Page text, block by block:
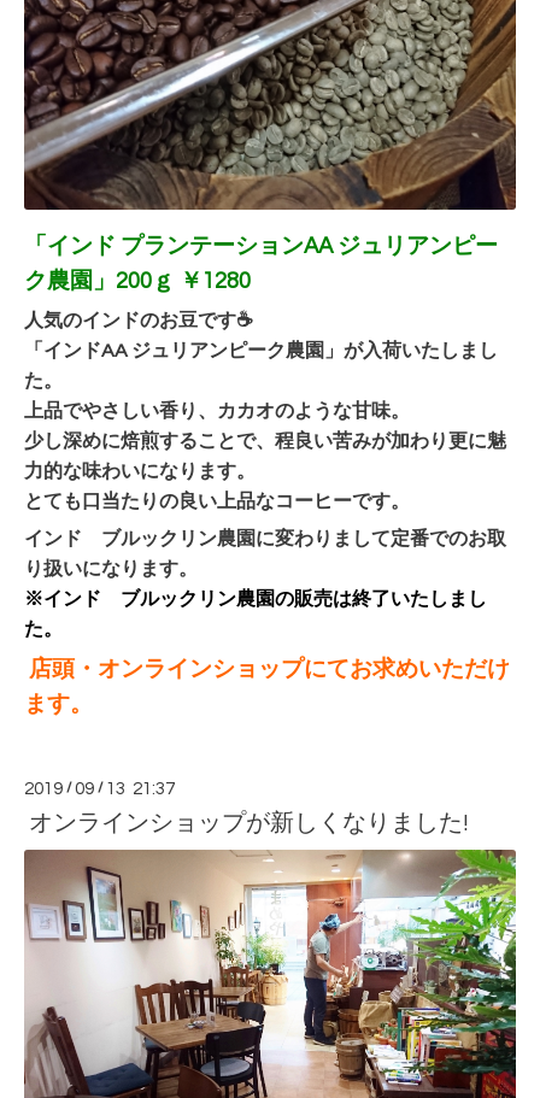
「インド プランテーションAA ジュリアンピー
ク農園」200ｇ ￥1280
人気のインドのお豆です☕
「インドAA ジュリアンピーク農園」が入荷いたしまし
た。
上品でやさしい香り、カカオのような甘味。
少し深めに焙煎することで、程良い苦みが加わり更に魅
力的な味わいになります。
とても口当たりの良い上品なコーヒーです。
インド ブルックリン農園に変わりまして定番でのお取
り扱いになります。
※インド ブルックリン農園の販売は終了いたしまし
た。
店頭・オンラインショップにてお求めいただけ
ます。
2019 /09 / 13 21:37
オンラインショップが新しくなりました!